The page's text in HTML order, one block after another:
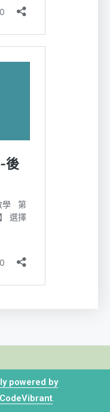
powered by
CodeVibrant